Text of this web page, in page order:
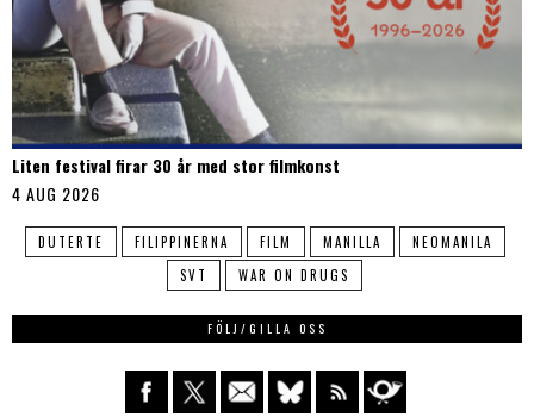
Liten festival firar 30 år med stor filmkonst
4 AUG 2026
DUTERTE FILIPPINERNA FILM MANILLA
NEOMANILA
SVT
WAR ON DRUGS
FÖLJ/GILLA OSS